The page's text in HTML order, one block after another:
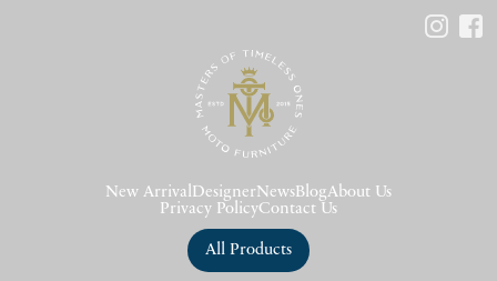
New Arrival DesignerNews BlogAbout Us
Privacy PolicyContact Us
All Products